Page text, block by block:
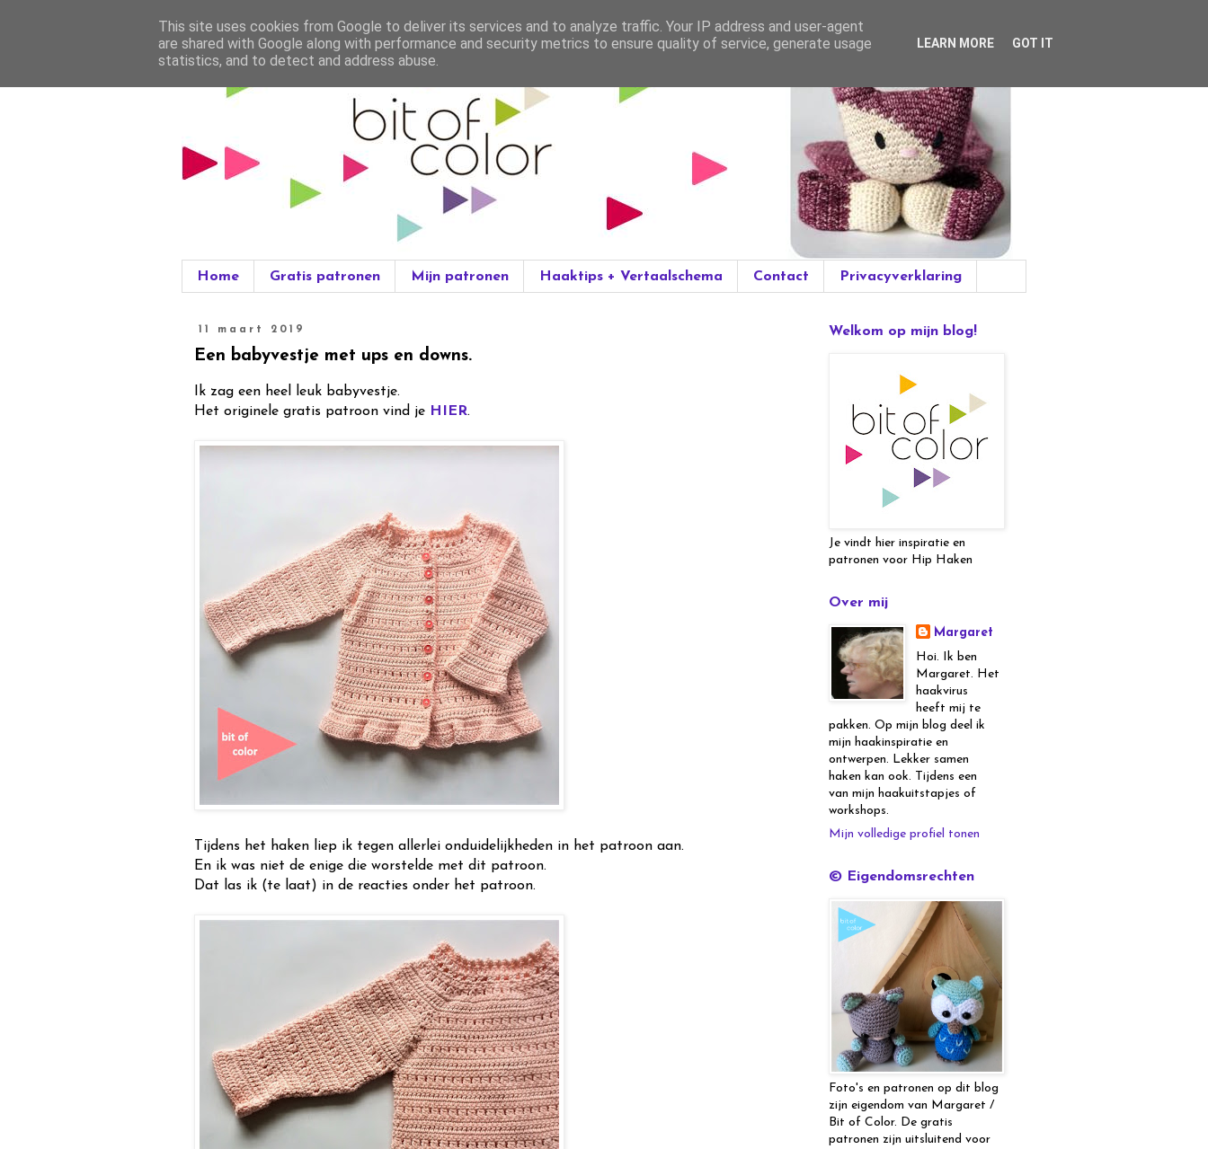
Home Gratis patronen Mijn patronen Haaktips + Vertaalschema Contact Privacyverklaring
11 maart 2019
Een babyvestje met ups en downs.
Ik zag een heel leuk babyvestje.
Het originele gratis patroon vind je HIER.
Tijdens het haken liep ik tegen allerlei onduidelijkheden in het patroon aan.
En ik was niet de enige die worstelde met dit patroon.
Dat las ik (te laat) in de reacties onder het patroon.
Welkom op mijn blog!
Je vindt hier inspiratie en
patronen voor Hip Haken
Over mij
Margaret
Hoi. Ik ben
Margaret. Het
haakvirus
heeft mij te
pakken. Op mijn blog deel ik
mijn haakinspiratie en
ontwerpen. Lekker samen
haken kan ook. Tijdens een
van mijn haakuitstapjes of
workshops.
Mijn volledige profiel tonen
© Eigendomsrechten
Foto's en patronen op dit blog
zijn eigendom van Margaret /
Bit of Color. De gratis
patronen zijn uitsluitend voor
This site uses cookies from Google to deliver its services and to analyze traffic. Your IP address and user-agent
are shared with Google along with performance and security metrics to ensure quality of service, generate usage
statistics, and to detect and address abuse.
LEARN MORE GOT IT